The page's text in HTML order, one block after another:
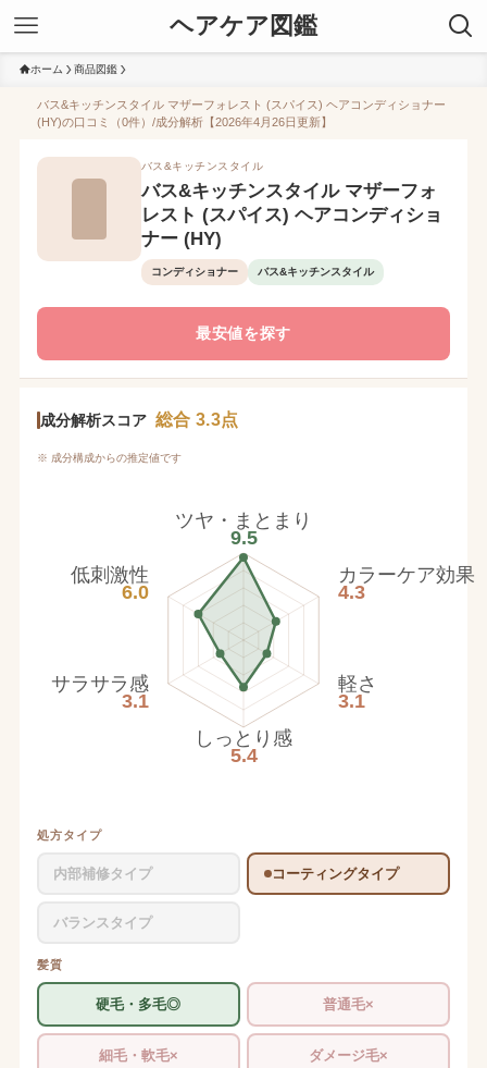
ヘアケア図鑑
ホーム 商品図鑑
バス&キッチンスタイル マザーフォレスト (スパイス) ヘアコンディショナー
(HY)の口コミ（0件）/成分解析【2026年4月26日更新】
バス&キッチンスタイル
バス&キッチンスタイル マザーフォ
レスト (スパイス) ヘアコンディショ
ナー (HY)
コンディショナー バス&キッチンスタイル
最安値を探す
成分解析スコア 総合 3.3点
※ 成分構成からの推定値です
ツヤ・まとまり
9.5
カラーケア効果
4.3
軽さ
3.1
しっとり感
5.4
サラサラ感
3.1
低刺激性
6.0
処方タイプ
内部補修タイプ コーティングタイプ
バランスタイプ
髪質
硬毛・多毛◎ 普通毛×
細毛・軟毛× ダメージ毛×